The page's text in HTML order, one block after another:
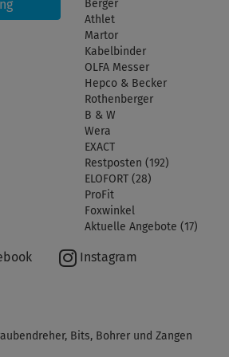
Berger
Athlet
Martor
Kabelbinder
OLFA Messer
Hepco & Becker
Rothenberger
B & W
Wera
EXACT
Restposten (192)
ELOFORT (28)
ProFit
Foxwinkel
Aktuelle Angebote (17)
Instagram
Bits, Bohrer und Zangen